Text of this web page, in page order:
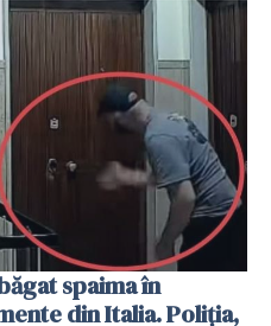
spaima în
din Italia. Poliția,